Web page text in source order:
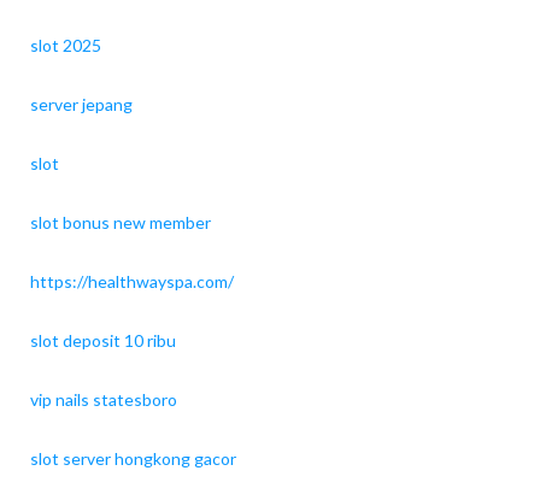
slot 2025
server jepang
slot
slot bonus new member
https://healthwayspa.com/
slot deposit 10 ribu
vip nails statesboro
slot server hongkong gacor